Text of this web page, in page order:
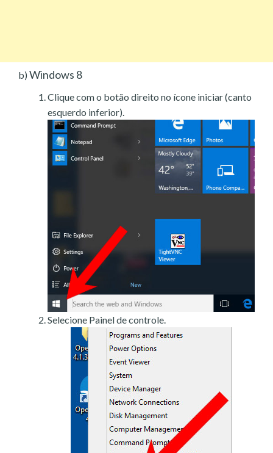
b) Windows 8
Clique com o botão direito no ícone iniciar (canto
esquerdo inferior).
Selecione Painel de controle.